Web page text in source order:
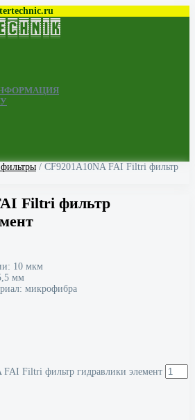
/ CF9201A10NA FAI Filtri фильтр
Filtri фильтр
10 мкм
мм
микрофибра
FAI Filtri фильтр гидравлики элемент